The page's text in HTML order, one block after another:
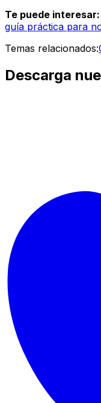
Te puede interesar:
guía práctica para
Temas relacionados:
Descarga